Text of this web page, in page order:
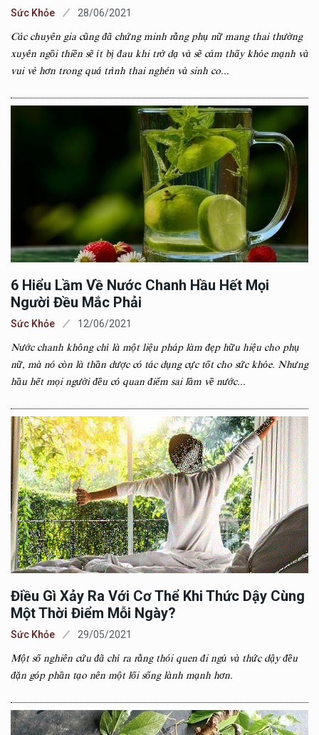
Sức Khỏe 28/06/2021
Các chuyên gia cũng đã chứng minh rằng phụ nữ mang thai thường
xuyên ngồi thiền sẽ ít bị đau khi trở dạ và sẽ cảm thấy khỏe mạnh và
vui vẻ hơn trong quá trình thai nghén và sinh co...
6 Hiểu Lầm Về Nước Chanh Hầu Hết Mọi
Người Đều Mắc Phải
Sức Khỏe 12/06/2021
Nước chanh không chỉ là một liệu pháp làm đẹp hữu hiệu cho phụ
nữ, mà nó còn là thần dược có tác dụng cực tốt cho sức khỏe. Nhưng
hầu hết mọi người đều có quan điểm sai lầm về nước...
Điều Gì Xảy Ra Với Cơ Thể Khi Thức Dậy Cùng
Một Thời Điểm Mỗi Ngày?
Sức Khỏe 29/05/2021
Một số nghiên cứu đã chỉ ra rằng thói quen đi ngủ và thức dậy đều
đặn góp phần tạo nên một lối sống lành mạnh hơn.